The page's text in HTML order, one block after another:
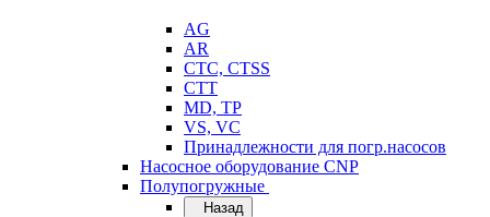
AG
AR
CTC, CTSS
CTT
MD, TP
VS, VC
Принадлежности для погр.насосов
Насосное оборудование CNP
Полупогружные
Назад